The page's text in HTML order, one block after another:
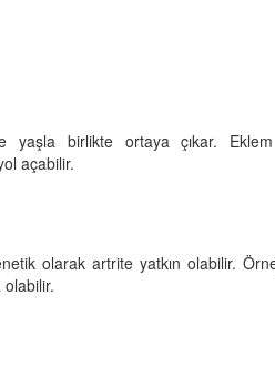
birlikte ortaya çıkar. Eklem
açabilir.
olarak artrite yatkın olabilir.
olabilir.
Köpekler ve
“Köpeklerde
Kilo Problemleri: